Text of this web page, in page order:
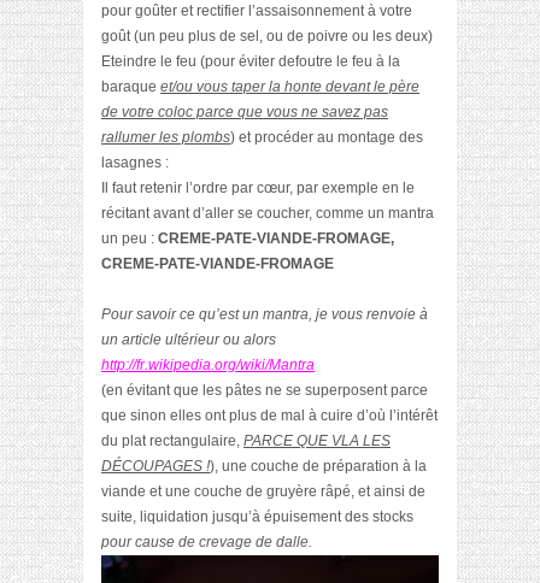
pour goûter et rectifier l’assaisonnement à votre
goût (un peu plus de sel, ou de poivre ou les deux)
Eteindre le feu (pour éviter defoutre le feu à la
baraque et/ou vous taper la honte devant le père
de votre coloc parce que vous ne savez pas
rallumer les plombs) et procéder au montage des
lasagnes :
Il faut retenir l’ordre par cœur, par exemple en le
récitant avant d’aller se coucher, comme un mantra
un peu : CREME-PATE-VIANDE-FROMAGE,
CREME-PATE-VIANDE-FROMAGE
Pour savoir ce qu’est un mantra, je vous renvoie à
un article ultérieur ou alors
http://fr.wikipedia.org/wiki/Mantra
(en évitant que les pâtes ne se superposent parce
que sinon elles ont plus de mal à cuire d’où l’intérêt
du plat rectangulaire, PARCE QUE VLA LES
DÉCOUPAGES !), une couche de préparation à la
viande et une couche de gruyère râpé, et ainsi de
suite, liquidation jusqu’à épuisement des stocks
pour cause de crevage de dalle.